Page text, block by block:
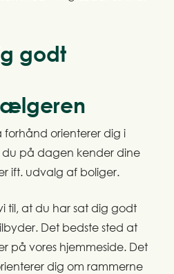
godt
orienterer dig i
du på dagen kender dine
ift. udvalg af boliger.
til, at du har sat dig godt
Det bedste sted at
på vores hjemmeside. Det
dig om rammerne